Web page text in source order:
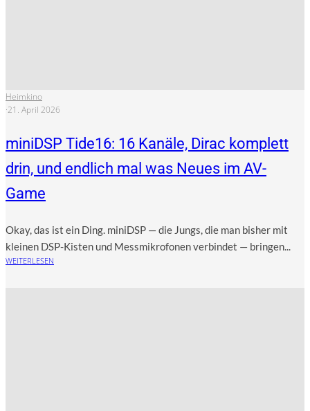
Heimkino
·21. April 2026
miniDSP Tide16: 16 Kanäle, Dirac komplett
drin, und endlich mal was Neues im AV-
Game
Okay, das ist ein Ding. mini­DSP — die Jungs, die man bis­her mit
klei­nen DSP-Kis­ten und Mess­mi­kro­fo­nen ver­bin­det — brin­gen...
WEITERLESEN